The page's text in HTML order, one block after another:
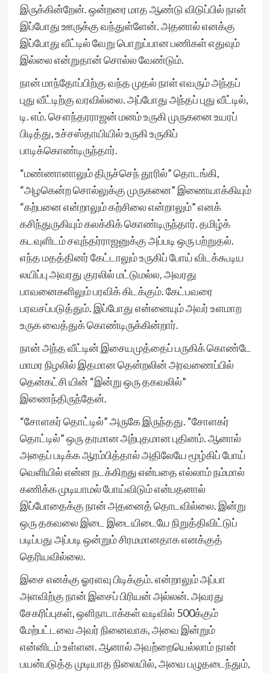
இருக்கின்றேன். ஒன்றரை மாத ஆண்டு விடுப்பில் நான்
இப்போது ஊருக்கு வந்துள்ளேன். அதனால் எனக்கு
இப்போது வீட்டில் வேறு பொறுப்பான பணிகள் எதுவும்
இல்லை என்றுதான் சொல்ல வேண்டும்.
நான் மாந்தோப்பிற்கு வந்த முதல் நாள் எவரும் அந்தப்
புது வீட்டிற்கு வரவில்லை. அப்போது அந்தப் புது வீட்டில்,
டி. எம். சௌந்தரராஜன் மனம் உருகி முருகனை உயரப்
பிடித்து, உச்சஸ்தாயியில் உருகி உருகிப்
பாடிக்கொண்டிருந்தார்.
“மண்ணானாலும் திருச்செந் தூரில்” தொடங்கி,
“அழகென்ற சொல்லுக்கு முருகனை” இணையாக்கியும்
“கற்பனை என்றாலும் கற்சிலை என்றாலும்” எனக்
கசிந்துருகியும் கலக்கிக் கொண்டிருந்தார். தமிழ்க்
கடவுளிடம் சவுந்தர்ராஜனுக்கு அப்படி ஒரு பற்றுதல்.
எந்த மதத்தினர் கேட்டாலும் உருகிப் போய் விடக்கூடிய
லயிப்பு அவரது குரலில் மட்டுமல்ல, அவரது
பாவனைகளிலும் பரவிக் கிடக்கும். கேட்பவரை
பரவசப்படுத்தும். இப்போது என்னையும் அவர் உளமாற
உருக வைத்துக் கொண்டிருக்கின்றார்.
நான் அந்த வீட்டின் இசையமுத்தைப் பருகிக் கொண்டே
மாமர நிழலில் இதமான தென்றலின் அரவணைப்பில்
தென்கட்சி யின் “இன்று ஒரு தகவலில்”
இணைந்திருந்தேன்.
“சோளகர் தொட்டில்” அருகே இருந்தது. “சோளகர்
தொட்டில்” ஒரு தரமான அற்புதமான புதினம். ஆனால்
அதைப் படிக்க ஆரம்பித்தால் அதிலேயே மூழ்கிப் போய்
வெளியில் என்ன நடக்கிறது என்பதை எல்லாம் நம்மால்
கணிக்க முடியாமல் போய்விடும் என்பதனால்
இப்போதைக்கு நான் அதனைத் தொடவில்லை. இன்று
ஒரு தகவலை இடை இடையிடையே நிறுத்திவிட்டுப்
படிப்பது அப்படி ஒன்றும் சிரமமானதாக எனக்குத்
தெரியவில்லை.
இசை எனக்கு ஓரளவு பிடிக்கும். என்றாலும் அப்பா
அளவிற்கு நான் இசைப் பிரியன் அல்லன். அவரது
சேகரிப்புகள், ஒளிநாடாக்கள் வடிவில் 500க்கும்
மேற்பட்டவை அவர் நினைவாக, அவை இன்றும்
என்னிடம் உள்ளன. ஆனால் அவற்றையெல்லாம் நான்
பயன்படுத்த முடியாத நிலையில், அவை பழுதடைந்தும்,